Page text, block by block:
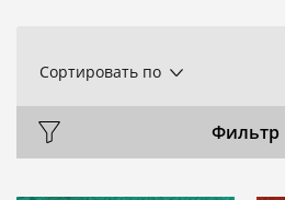
Сортировать по
Фильтр